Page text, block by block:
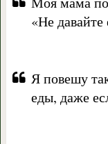
«Не давайте
Я повешу
еды, даже